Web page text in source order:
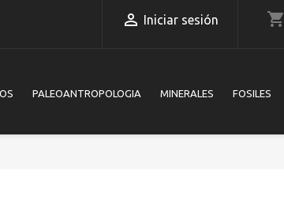
 Iniciar sesión shopping_cart
PALEOANTROPOLOGIA MINERALES FOSILES